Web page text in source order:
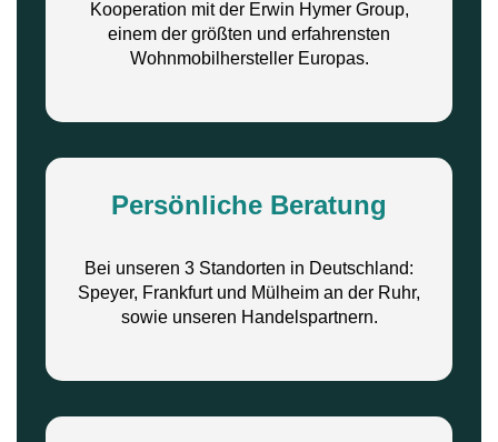
Kooperation mit der Erwin Hymer Group,
einem der größten und erfahrensten
Wohnmobilhersteller Europas.
Persönliche Beratung
Bei unseren 3 Standorten in Deutschland:
Speyer, Frankfurt und Mülheim an der Ruhr,
sowie unseren Handelspartnern.